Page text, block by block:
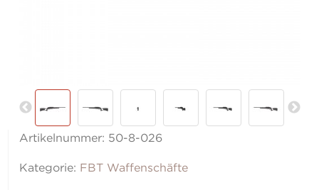
Artikelnummer: 50-8-026
Kategorie: FBT Waffenschäfte